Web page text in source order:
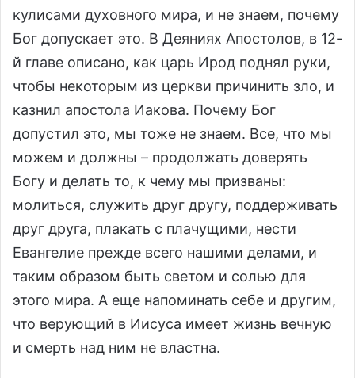
кулисами духовного мира, и не знаем, почему
Бог допускает это. В Деяниях Апостолов, в 12-
й главе описано, как царь Ирод поднял руки,
чтобы некоторым из церкви причинить зло, и
казнил апостола Иакова. Почему Бог
допустил это, мы тоже не знаем. Все, что мы
можем и должны – продолжать доверять
Богу и делать то, к чему мы призваны:
молиться, служить друг другу, поддерживать
друг друга, плакать с плачущими, нести
Евангелие прежде всего нашими делами, и
таким образом быть светом и солью для
этого мира. А еще напоминать себе и другим,
что верующий в Иисуса имеет жизнь вечную
и смерть над ним не властна.